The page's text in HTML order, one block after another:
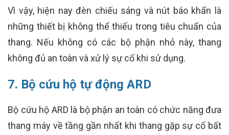
Vì vậy, hiện nay đèn chiếu sáng và nút báo khẩn là
những thiết bị không thể thiếu trong tiêu chuẩn của
thang. Nếu không có các bộ phận nhỏ này, thang
không đủ an toàn và xử lý sự cố khi sử dụng.
7. Bộ cứu hộ tự động ARD
Bộ cứu hộ ARD là bộ phận an toàn có chức năng đưa
thang máy về tầng gần nhất khi thang gặp sự cố bất